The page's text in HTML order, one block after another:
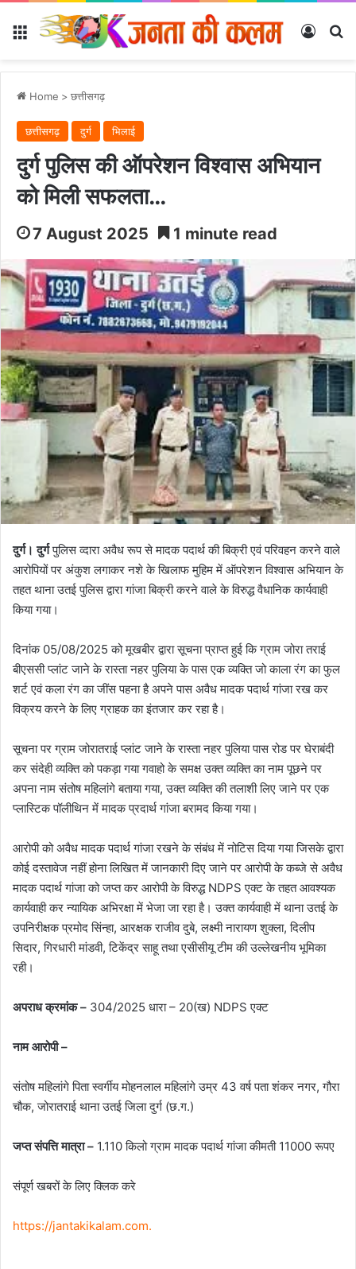
Menu Log In
Home > छत्तीसगढ़
छत्तीसगढ़ दुर्ग भिलाई
दुर्ग पुलिस की ऑपरेशन विश्वास अभियान
को मिली सफलता…
7 August 2025 1 minute read
दुर्ग। दुर्गपुलिस व्दारा अवैध रूप से मादक पदार्थ की बिक्री एवं परिवहन करने वाले
आरोपियों पर अंकुश लगाकर नशे के खिलाफ मुहिम में ऑपरेशन विश्वास अभियान के
तहत थाना उतई पुलिस द्वारा गांजा बिक्री करने वाले के विरुद्ध वैधानिक कार्यवाही
किया गया।
दिनांक 05/08/2025 को मूखबीर द्वारा सूचना प्राप्त हुई कि ग्राम जोरा तराई
बीएससी प्लांट जाने के रास्ता नहर पुलिया के पास एक व्यक्ति जो काला रंग का फुल
शर्ट एवं कला रंग का जींस पहना है अपने पास अवैध मादक पदार्थ गांजा रख कर
विक्रय करने के लिए ग्राहक का इंतजार कर रहा है।
सूचना पर ग्राम जोरातराई प्लांट जाने के रास्ता नहर पुलिया पास रोड पर घेराबंदी
कर संदेही व्यक्ति को पकड़ा गया गवाहो के समक्ष उक्त व्यक्ति का नाम पूछने पर
अपना नाम संतोष महिलांगे बताया गया, उक्त व्यक्ति की तलाशी लिए जाने पर एक
प्लास्टिक पॉलीथिन में मादक प्रदार्थ गांजा बरामद किया गया।
आरोपी को अवैध मादक पदार्थ गांजा रखने के संबंध में नोटिस दिया गया जिसके द्वारा
कोई दस्तावेज नहीं होना लिखित में जानकारी दिए जाने पर आरोपी के कब्जे से अवैध
मादक पदार्थ गांजा को जप्त कर आरोपी के विरुद्ध NDPS एक्ट के तहत आवश्यक
कार्यवाही कर न्यायिक अभिरक्षा में भेजा जा रहा है। उक्त कार्यवाही में थाना उतई के
उपनिरीक्षक प्रमोद सिंन्हा, आरक्षक राजीव दुबे, लक्ष्मी नारायण शुक्ला, दिलीप
सिदार, गिरधारी मांडवी, टिकेंद्र साहू तथा एसीसीयू टीम की उल्लेखनीय भूमिका
रही।
अपराध क्रमांक – 304/2025 धारा – 20(ख) NDPS एक्ट
नाम आरोपी –
संतोष महिलांगे पिता स्वर्गीय मोहनलाल महिलांगे उम्र 43 वर्ष पता शंकर नगर, गौरा
चौक, जोरातराई थाना उतई जिला दुर्ग (छ.ग.)
जप्त संपत्ति मात्रा – 1.110 किलो ग्राम मादक पदार्थ गांजा कीमती 11000 रूपए
संपूर्ण खबरों के लिए क्लिक करे
https://jantakikalam.com.